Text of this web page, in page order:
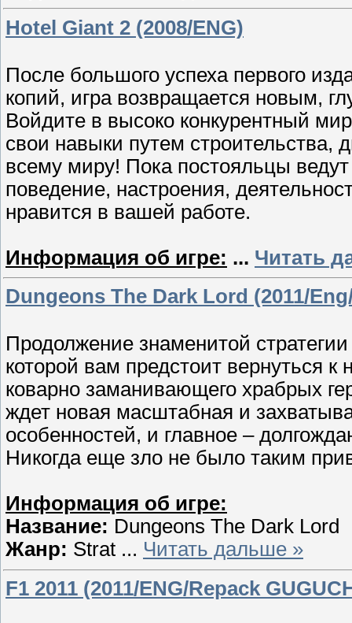
Hotel Giant 2 (2008/ENG)
После большого успеха первого
копий, игра возвращается новым,
Войдите в высоко конкурентный
свои навыки путем строительства,
всему миру! Пока постояльцы
поведение, настроения,
нравится в вашей работе.
Информация об игре: ... Читать
Dungeons The Dark Lord (2011/
Продолжение знаменитой
которой вам предстоит вернуться
коварно заманивающего храбрых
ждет новая масштабная и
особенностей, и главное –
Никогда еще зло не было таким
Информация об игре:
Название: Dungeons The Dark Lord
Жанр: Strat ... Читать дальше »
F1 2011 (2011/ENG/Repack